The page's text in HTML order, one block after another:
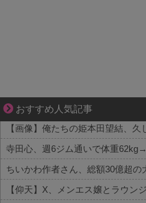
おすすめ人気記事
夫婦なのに、心が一番遠かった日々